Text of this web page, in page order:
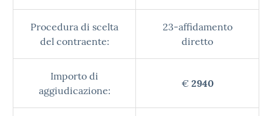
Procedura di scelta
del contraente:
23-affidamento
diretto
Importo di
aggiudicazione:
€ 2940